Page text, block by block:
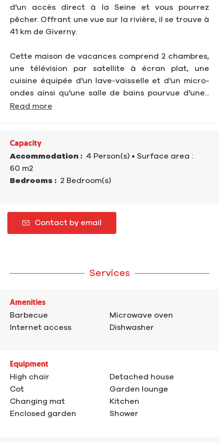
d'un accès direct à la Seine et vous pourrez
pêcher. Offrant une vue sur la rivière, il se trouve à
41 km de Giverny.
Cette maison de vacances comprend 2 chambres,
une télévision par satellite à écran plat, une
cuisine équipée d'un lave-vaisselle et d'un micro-
ondes ainsi qu'une salle de bains pourvue d'une...
Read more
Capacity
Accommodation : 4 Person(s) • Surface area :
60 m2
Bedrooms : 2 Bedroom(s)
Contact by email
Services
Amenities
Barbecue
Internet access
Microwave oven
Dishwasher
Equipment
High chair
Cot
Changing mat
Enclosed garden
Detached house
Garden lounge
Kitchen
Shower